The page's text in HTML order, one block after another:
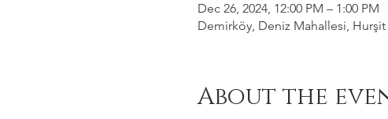
Dec 26, 2024, 12:00 PM – 1:00 PM
Demirköy, Deniz Mahallesi,
About the